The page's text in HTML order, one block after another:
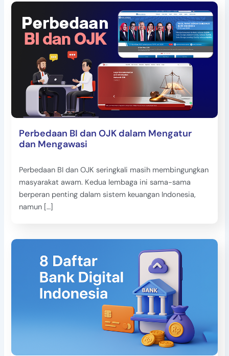
Perbedaan BI dan OJK dalam Mengatur
dan Mengawasi
Perbedaan BI dan OJK seringkali masih membingungkan
masyarakat awam. Kedua lembaga ini sama-sama
berperan penting dalam sistem keuangan Indonesia,
namun […]